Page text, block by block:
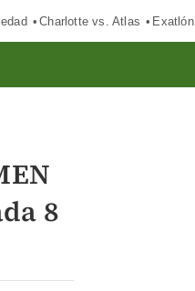
Charlotte vs. Atlas Exatlón
8